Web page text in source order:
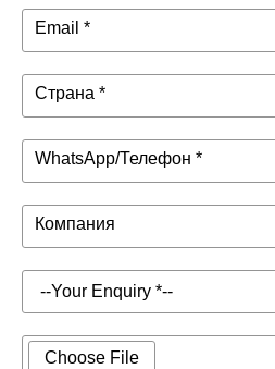
Email *
Страна *
WhatsApp/Телефон *
Компания
Choose File